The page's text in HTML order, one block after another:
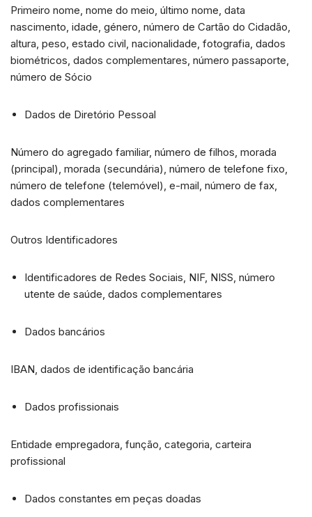
Primeiro nome, nome do meio, último nome, data
nascimento, idade, género, número de Cartão do Cidadão,
altura, peso, estado civil, nacionalidade, fotografia, dados
biométricos, dados complementares, número passaporte,
número de Sócio
Dados de Diretório Pessoal
Número do agregado familiar, número de filhos, morada
(principal), morada (secundária), número de telefone fixo,
número de telefone (telemóvel), e-mail, número de fax,
dados complementares
Outros Identificadores
Identificadores de Redes Sociais, NIF, NISS, número
utente de saúde, dados complementares
Dados bancários
IBAN, dados de identificação bancária
Dados profissionais
Entidade empregadora, função, categoria, carteira
profissional
Dados constantes em peças doadas